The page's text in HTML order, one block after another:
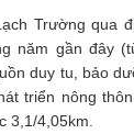
Trường qua
năm gần đây
duy tu, bảo
triển nông
3,1/4,05km.